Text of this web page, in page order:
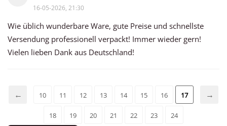
16-05-2026, 21:30
Wie üblich wunderbare Ware, gute Preise und schnellste
Versendung professionell verpackt! Immer wieder gern!
Vielen lieben Dank aus Deutschland!
10 11 12 13 14 15 16 17
18 19 20 21 22 23 24